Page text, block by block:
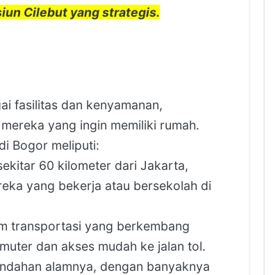
Cilebut yang strategis.
fasilitas dan kenyamanan,
yang ingin memiliki rumah.
Bogor meliputi:
60 kilometer dari Jakarta,
yang bekerja atau bersekolah di
transportasi yang berkembang
dan akses mudah ke jalan tol.
alamnya, dengan banyaknya